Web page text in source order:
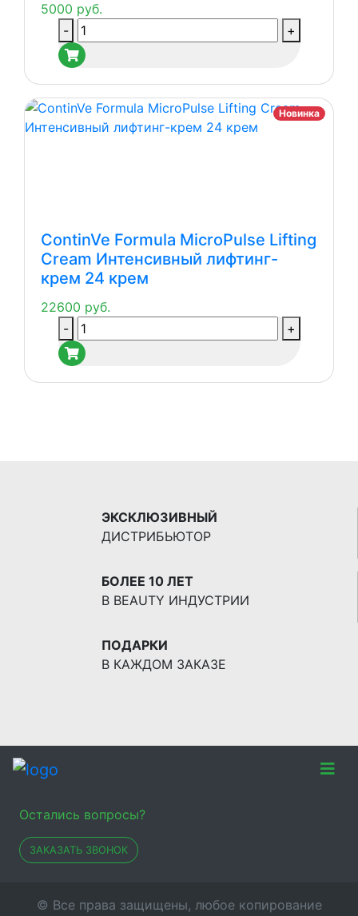
5000 руб.
Количество
товара
ContinVe
Grab-
and-
Go
для
снятия
макияжа
- +
Новинка
ContinVe Formula MicroPulse Lifting
Cream Интенсивный лифтинг-
крем 24 крем
22600 руб.
Количество
товара
ContinVe
Formula
- +
ЭКСКЛЮЗИВНЫЙ
ДИСТРИБЬЮТОР
БОЛЕЕ 10 ЛЕТ
В BEAUTY ИНДУСТРИИ
ПОДАРКИ
В КАЖДОМ ЗАКАЗЕ
Остались вопросы?
ЗАКАЗАТЬ ЗВОНОК
© Все права защищены, любое копирование